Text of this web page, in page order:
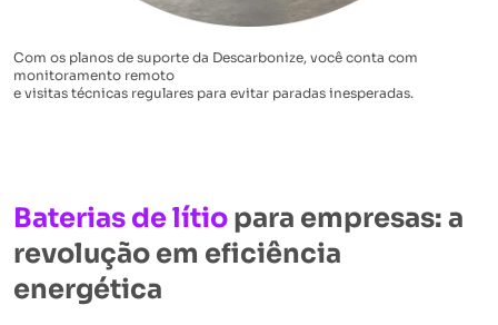
Com os planos de suporte da Descarbonize, você conta com
monitoramento remoto
e visitas técnicas regulares para evitar paradas inesperadas.
Baterias de lítio para empresas: a
revolução em eficiência
energética